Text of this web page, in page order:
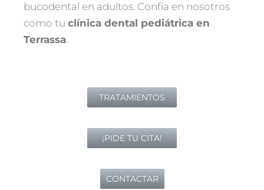
bucodental en adultos. Confía en nosotros
como tu clínica dental pediátrica en
Terrassa.
TRATAMIENTOS
¡PIDE TU CITA!
CONTACTAR